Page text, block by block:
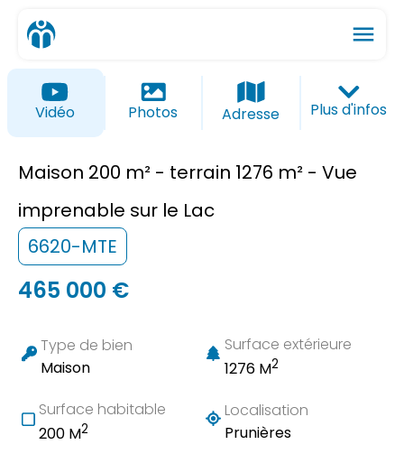
menu
ios_share
Vidéo Photos Adresse Plus d'infos
Maison 200 m² - terrain 1276 m² - Vue
imprenable sur le Lac
6620-MTE
465 000 €
Type de bien
Maison
Surface extérieure
1276 M2
Surface habitable
200 M2
Localisation
Prunières